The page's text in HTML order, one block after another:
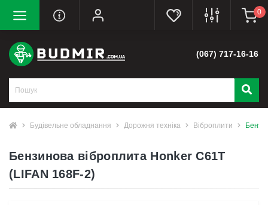
0
(067) 717-16-16
Будівельне обладнання Дорожня техніка Віброплити
Бензинова віброплита Honker C61T
(LIFAN 168F-2)